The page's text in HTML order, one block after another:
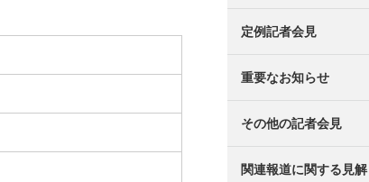
定例記者会見
重要なお知らせ
その他の記者会見
関連報道に関する見解